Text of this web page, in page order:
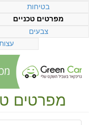
בטיחות
מפרטים טכניים
צבעים
מפרטים